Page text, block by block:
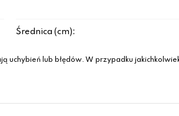
Średnica (cm):
uchybień lub błędów. W przypadku